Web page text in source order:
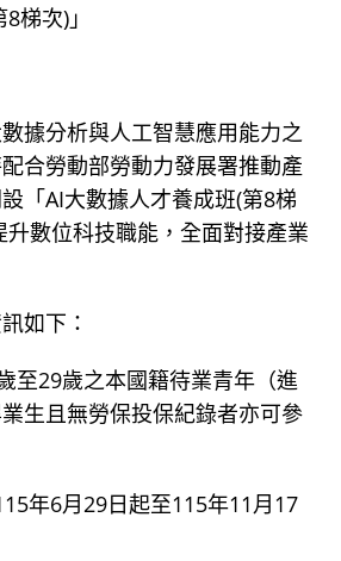
梯次)」
據分析與人工智慧應用能力之
合勞動部勞動力發展署推動產
「AI大數據人才養成班(第8梯
數位科技職能，全面對接產業
如下：
至29歲之本國籍待業青年（進
生且無勞保投保紀錄者亦可參
年6月29日起至115年11月17